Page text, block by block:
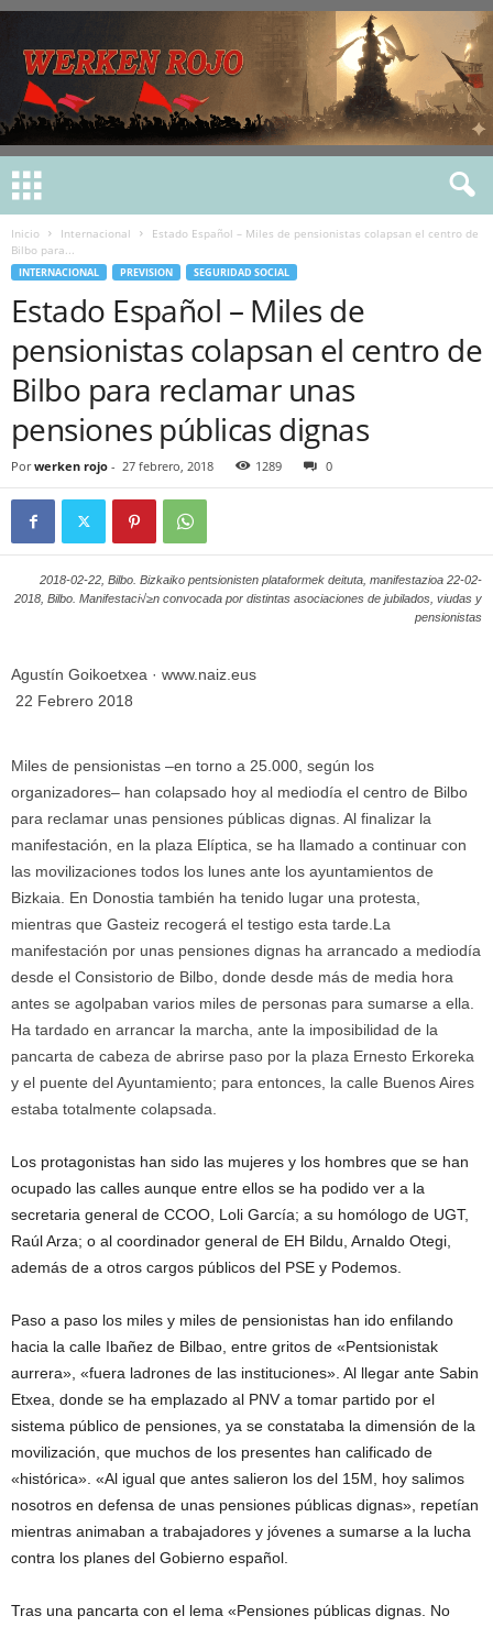
Inicio Internacional
Estado Español – Miles de pensionistas colapsan el centro de
Bilbo para...
INTERNACIONAL PREVISION SEGURIDAD SOCIAL
Estado Español – Miles de
pensionistas colapsan el centro de
Bilbo para reclamar unas
pensiones públicas dignas
Por werken rojo - 27 febrero, 2018 1289 0
2018-02-22, Bilbo. Bizkaiko pentsionisten plataformek deituta, manifestazioa 22-02-
2018, Bilbo. Manifestaci√≥n convocada por distintas asociaciones de jubilados, viudas y
pensionistas
Agustín Goikoetxea · www.naiz.eus
22 Febrero 2018
Miles de pensionistas –en torno a 25.000, según los
organizadores– han colapsado hoy al mediodía el centro de Bilbo
para reclamar unas pensiones públicas dignas. Al finalizar la
manifestación, en la plaza Elíptica, se ha llamado a continuar con
las movilizaciones todos los lunes ante los ayuntamientos de
Bizkaia. En Donostia también ha tenido lugar una protesta,
mientras que Gasteiz recogerá el testigo esta tarde.La
manifestación por unas pensiones dignas ha arrancado a mediodía
desde el Consistorio de Bilbo, donde desde más de media hora
antes se agolpaban varios miles de personas para sumarse a ella.
Ha tardado en arrancar la marcha, ante la imposibilidad de la
pancarta de cabeza de abrirse paso por la plaza Ernesto Erkoreka
y el puente del Ayuntamiento; para entonces, la calle Buenos Aires
estaba totalmente colapsada.
Los protagonistas han sido las mujeres y los hombres que se han
ocupado las calles aunque entre ellos se ha podido ver a la
secretaria general de CCOO, Loli García; a su homólogo de UGT,
Raúl Arza; o al coordinador general de EH Bildu, Arnaldo Otegi,
además de a otros cargos públicos del PSE y Podemos.
Paso a paso los miles y miles de pensionistas han ido enfilando
hacia la calle Ibañez de Bilbao, entre gritos de «Pentsionistak
aurrera», «fuera ladrones de las instituciones». Al llegar ante Sabin
Etxea, donde se ha emplazado al PNV a tomar partido por el
sistema público de pensiones, ya se constataba la dimensión de la
movilización, que muchos de los presentes han calificado de
«histórica». «Al igual que antes salieron los del 15M, hoy salimos
nosotros en defensa de unas pensiones públicas dignas», repetían
mientras animaban a trabajadores y jóvenes a sumarse a la lucha
contra los planes del Gobierno español.
Tras una pancarta con el lema «Pensiones públicas dignas. No